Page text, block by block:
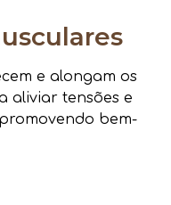
e alongam os
aliviar tensões e
bem-